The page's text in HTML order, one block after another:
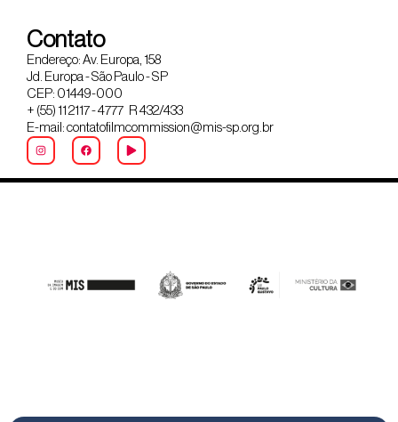
Contato
Endereço: Av. Europa, 158
Jd. Europa - São Paulo - SP
CEP: 01449-000
+ (55) 11 2117 - 4777 R 432/433
E-mail: contatofilmcommission@mis-sp.org.br